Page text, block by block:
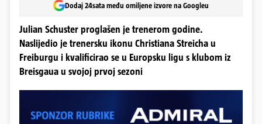
Dodaj 24sata među omiljene izvore na Googleu
Julian Schuster proglašen je trenerom godine.
Naslijedio je trenersku ikonu Christiana Streicha u
Freiburgu i kvalificirao se u Europsku ligu s klubom iz
Breisgaua u svojoj prvoj sezoni